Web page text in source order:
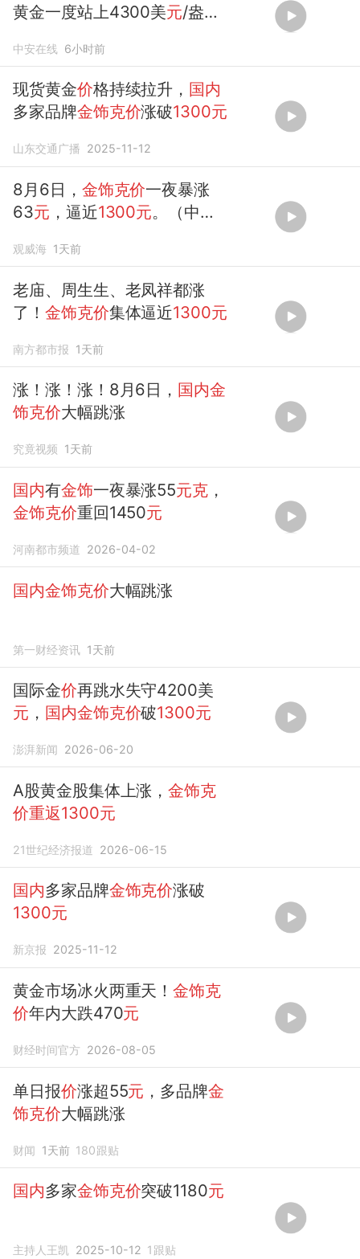
黄金一度站上4300美元/盎
中安在线 6小时前
现货黄金价格持续拉升， 国内
多家品牌金饰克价涨破1300元
山东交通广播 2025-11-12
8月6日， 金饰克价一夜暴涨
63元 ，逼近1300元。（中新
观威海 1天前
老庙、周生生、老凤祥都涨
了！金饰克价集体逼近1300元
南方都市报 1天前
涨！涨！涨！8月6日， 国内金
饰克价大幅跳涨
究竟视频 1天前
国内有金饰一夜暴涨55元克，
金饰克价重回1450元
河南都市频道 2026-04-02
国内金饰克价大幅跳涨
第一财经资讯 1天前
国际金价再跳水失守4200美
元 ， 国内金饰克价破1300元
澎湃新闻 2026-06-20
A股黄金股集体上涨，金饰克
价重返1300元
21世纪经济报道 2026-06-15
国内多家品牌金饰克价涨破
1300元
新京报 2025-11-12
黄金市场冰火两重天！金饰克
价年内大跌470元
财经时间官方 2026-08-05
单日报价涨超55元 ，多品牌金
饰克价大幅跳涨
财闻 1天前 180跟贴
国内多家金饰克价突破1180元
主持人王凯 2025-10-12 1 跟贴